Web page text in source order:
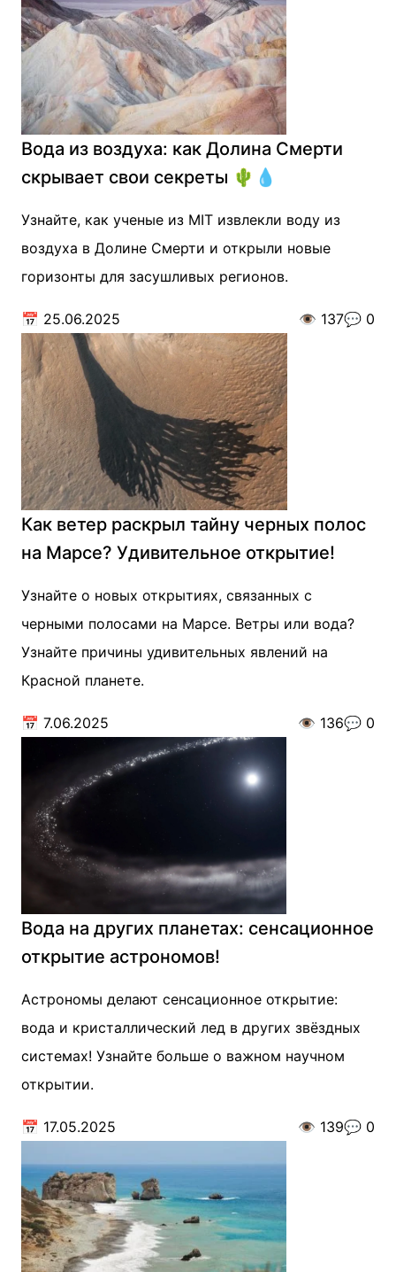
Вода из воздуха: как Долина Смерти
скрывает свои секреты 🌵💧
Узнайте, как ученые из MIT извлекли воду из
воздуха в Долине Смерти и открыли новые
горизонты для засушливых регионов.
📅 25.06.2025 👁️ 137💬 0
Как ветер раскрыл тайну черных полос
на Марсе? Удивительное открытие!
Узнайте о новых открытиях, связанных с
черными полосами на Марсе. Ветры или вода?
Узнайте причины удивительных явлений на
Красной планете.
📅 7.06.2025 👁️ 136💬 0
Вода на других планетах: сенсационное
открытие астрономов!
Астрономы делают сенсационное открытие:
вода и кристаллический лед в других звёздных
системах! Узнайте больше о важном научном
открытии.
📅 17.05.2025 👁️ 139💬 0